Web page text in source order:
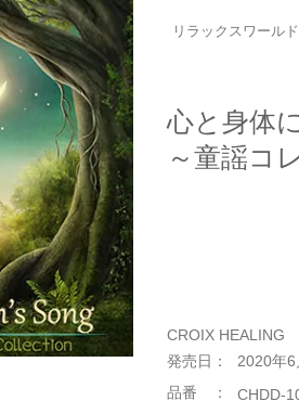
リラックスワールド
心と身体
～童謡コ
CROIX HEALING
2020年6
​発売日：
​品番 ：
CHDD-